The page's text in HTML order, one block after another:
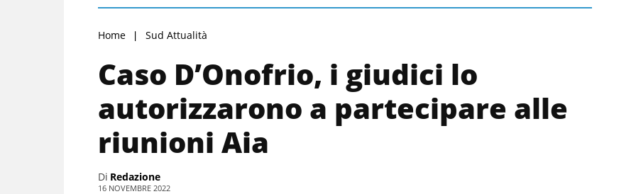
Home Sud Attualità
Caso D’Onofrio, i giudici lo
autorizzarono a partecipare alle
riunioni Aia
Di Redazione
16 NOVEMBRE 2022